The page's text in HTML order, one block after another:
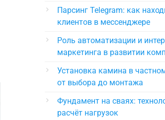
Парсинг Telegram: как
клиентов в мессенджере
Роль автоматизации и
маркетинга в развитии
Установка камина в
от выбора до монтажа
Фундамент на сваях:
расчёт нагрузок